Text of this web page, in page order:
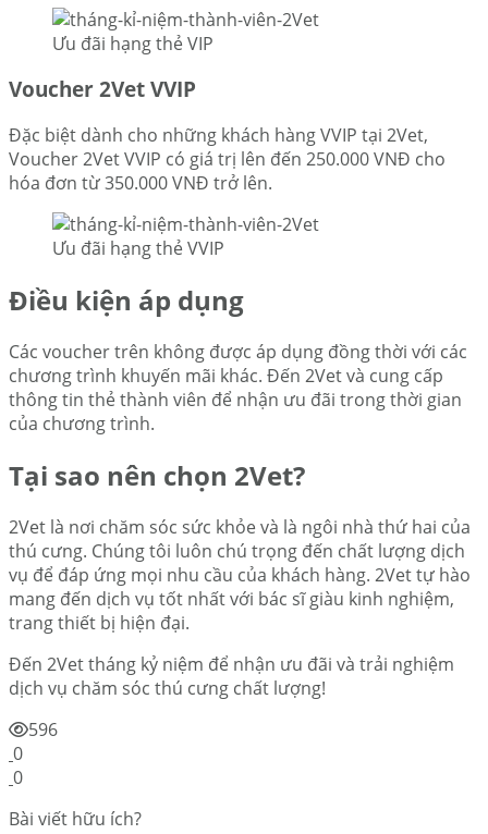
Ưu đãi hạng thẻ VIP
Voucher 2Vet VVIP
Đặc biệt dành cho những khách hàng VVIP tại 2Vet,
Voucher 2Vet VVIP có giá trị lên đến 250.000 VNĐ cho
hóa đơn từ 350.000 VNĐ trở lên.
Ưu đãi hạng thẻ VVIP
Điều kiện áp dụng
Các voucher trên không được áp dụng đồng thời với các
chương trình khuyến mãi khác. Đến 2Vet và cung cấp
thông tin thẻ thành viên để nhận ưu đãi trong thời gian
của chương trình.
Tại sao nên chọn 2Vet?
2Vet là nơi chăm sóc sức khỏe và là ngôi nhà thứ hai của
thú cưng. Chúng tôi luôn chú trọng đến chất lượng dịch
vụ để đáp ứng mọi nhu cầu của khách hàng. 2Vet tự hào
mang đến dịch vụ tốt nhất với bác sĩ giàu kinh nghiệm,
trang thiết bị hiện đại.
Đến 2Vet tháng kỷ niệm để nhận ưu đãi và trải nghiệm
dịch vụ chăm sóc thú cưng chất lượng!
596
0
0
Bài viết hữu ích?